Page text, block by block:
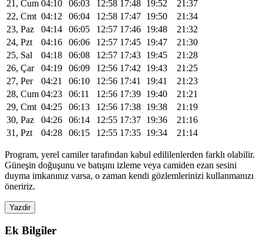
21, Cum 04:10 06:03 12:58 17:48 19:52
21:37
22, Cmt 04:12 06:04 12:58 17:47 19:50
21:34
23, Paz
04:14 06:05 12:57 17:46 19:48
21:32
24, Pzt
04:16 06:06 12:57 17:45 19:47
21:30
25, Sal
04:18 06:08 12:57 17:43 19:45
21:28
26, Çar
04:19 06:09 12:56 17:42 19:43
21:25
27, Per
04:21 06:10 12:56 17:41 19:41
21:23
28, Cum 04:23 06:11 12:56 17:39 19:40
21:21
29, Cmt 04:25 06:13 12:56 17:38 19:38
21:19
30, Paz
04:26 06:14 12:55 17:37 19:36
21:16
31, Pzt
04:28 06:15 12:55 17:35 19:34 21:14
Program, yerel camiler tarafından kabul edililenlerden farklı olabilir.
Güneşin doğuşunu ve batışını izleme veya camiden ezan sesini
duyma imkanınız varsa, o zaman kendi gözlemlerinizi kullanmanızı
öneririz.
Yazdir
Ek Bilgiler